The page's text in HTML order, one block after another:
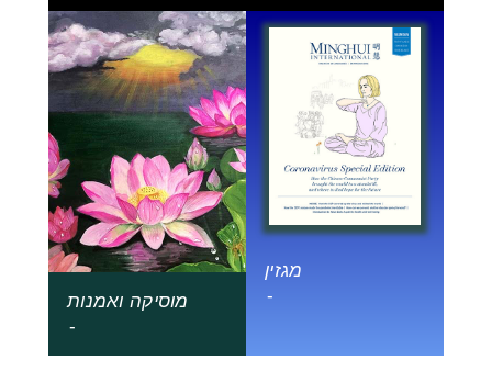
מגזין
-
מוסיקה ואמנות
-